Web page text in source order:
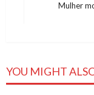
Mulher
YOU MIGHT